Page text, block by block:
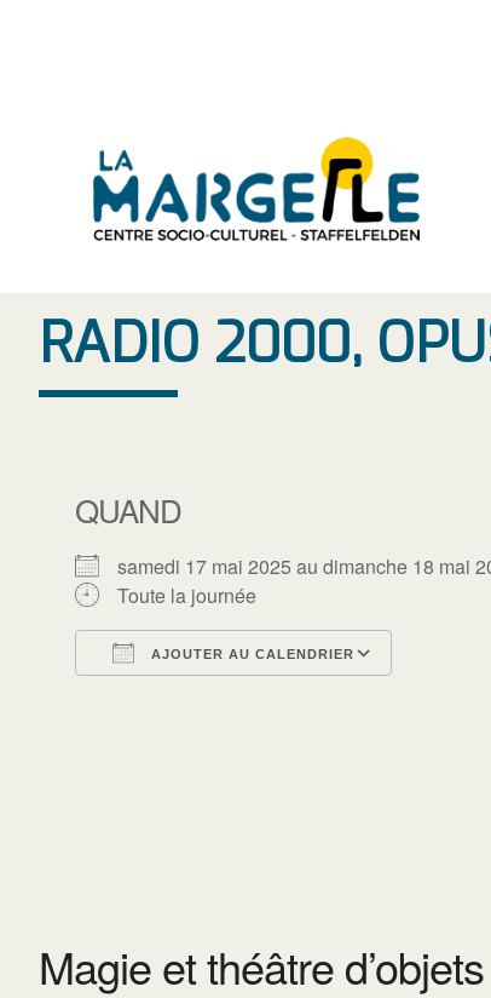
RADIO 2000,
QUAND
samedi 17 mai 2025 au dimanche 18 mai
Toute la journée
AJOUTER AU CALENDRIER
Magie et théâtre d’objets